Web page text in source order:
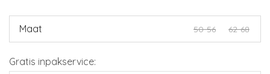
Maat 50-56 62-68
Gratis inpakservice: